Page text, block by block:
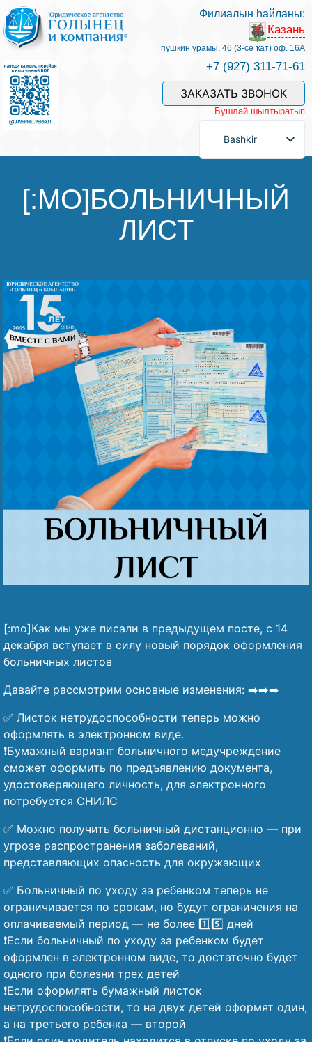
Беҙҙең белгестәр һәм хеҙмәттәр
Хеҙмәт хаҡын түләү
Һорау биреү
Беҙҙең еңеү
Видео тураһында беҙ
Филиалын һайланы:
Казань
пушкин урамы, 46 (3-сө ҡат) оф. 16А
+7 (927) 311-71-61
ЗАКАЗАТЬ ЗВОНОК
Бушлай шылтыратып
Bashkir
[:MO]БОЛЬНИЧНЫЙ
ЛИСТ
[:mo]Как мы уже писали в предыдущем посте, с 14
декабря вступает в силу новый порядок оформления
больничных листов
Давайте рассмотрим основные изменения: ➡️➡️➡️
✅ Листок нетрудоспособности теперь можно
оформлять в электронном виде.
❗Бумажный вариант больничного медучреждение
сможет оформить по предъявлению документа,
удостоверяющего личность, для электронного
потребуется СНИЛС
✅ Можно получить больничный дистанционно — при
угрозе распространения заболеваний,
представляющих опасность для окружающих
✅ Больничный по уходу за ребенком теперь не
ограничивается по срокам, но будут ограничения на
оплачиваемый период — не более 1️⃣5️⃣ дней
❗Если больничный по уходу за ребенком будет
оформлен в электронном виде, то достаточно будет
одного при болезни трех детей
❗Если оформлять бумажный листок
нетрудоспособности, то на двух детей оформят один,
а на третьего ребенка — второй